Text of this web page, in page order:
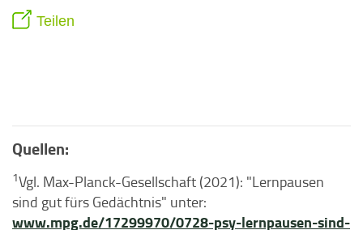
Teilen
Quellen:
1Vgl. Max-Planck-Gesellschaft (2021): "Lernpausen
sind gut fürs Gedächtnis" unter:
www.mpg.de/17299970/0728-psy-lernpausen-sind-